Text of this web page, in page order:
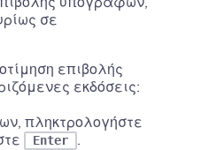
σε
επιβολής
εκδόσεις:
πληκτρολογήστε
Enter
.